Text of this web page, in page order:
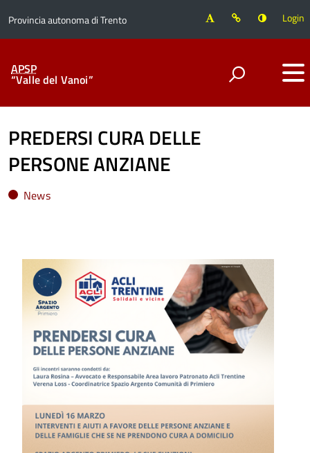
Provincia autonoma di Trento Login
APSP
“Valle del Vanoi”
PREDERSI CURA DELLE
PERSONE ANZIANE
News